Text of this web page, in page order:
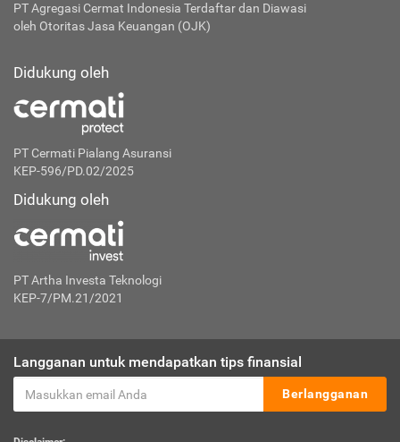
PT Agregasi Cermat Indonesia Terdaftar dan Diawasi
oleh Otoritas Jasa Keuangan (OJK)
Didukung oleh
PT Cermati Pialang Asuransi
KEP-596/PD.02/2025
Didukung oleh
PT Artha Investa Teknologi
KEP-7/PM.21/2021
Langganan untuk mendapatkan tips finansial
Berlangganan